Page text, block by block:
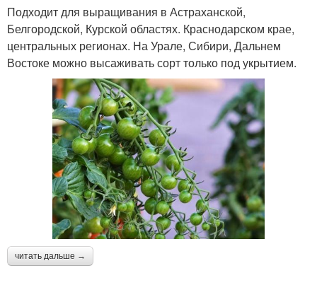
Подходит для выращивания в Астраханской,
Белгородской, Курской областях. Краснодарском крае,
центральных регионах. На Урале, Сибири, Дальнем
Востоке можно высаживать сорт только под укрытием.
читать дальше →